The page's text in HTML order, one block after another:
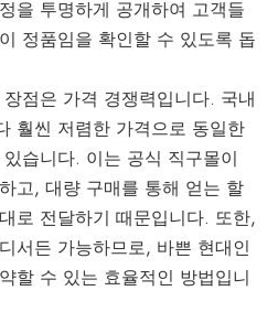
을 투명하게 공개하여 고객들
정품임을 확인할 수 있도록 돕
점은 가격 경쟁력입니다. 국내
훨씬 저렴한 가격으로 동일한
습니다. 이는 공식 직구몰이
고, 대량 구매를 통해 얻는 할
로 전달하기 때문입니다. 또한,
서든 가능하므로, 바쁜 현대인
할 수 있는 효율적인 방법입니